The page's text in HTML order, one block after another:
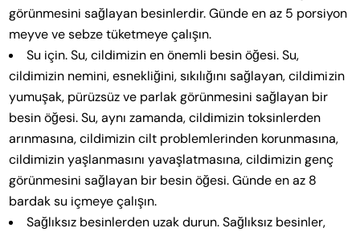
görünmesini sağlayan besinlerdir. Günde en az 5 porsiyon
meyve ve sebze tüketmeye çalışın.
Su için. Su, cildimizin en önemli besin öğesi. Su,
cildimizin nemini, esnekliğini, sıkılığını sağlayan, cildimizin
yumuşak, pürüzsüz ve parlak görünmesini sağlayan bir
besin öğesi. Su, aynı zamanda, cildimizin toksinlerden
arınmasına, cildimizin cilt problemlerinden korunmasına,
cildimizin yaşlanmasını yavaşlatmasına, cildimizin genç
görünmesini sağlayan bir besin öğesi. Günde en az 8
bardak su içmeye çalışın.
Sağlıksız besinlerden uzak durun. Sağlıksız besinler,